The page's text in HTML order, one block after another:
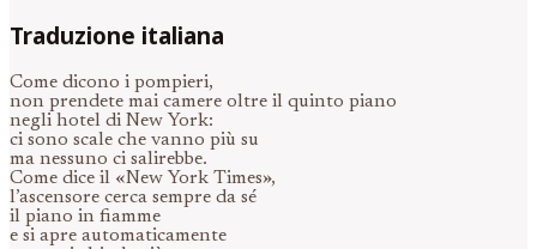
Traduzione italiana
Come dicono i pompieri,
non prendete mai camere oltre il quinto piano
negli hotel di New York:
ci sono scale che vanno più su
ma nessuno ci salirebbe.
Come dice il «New York Times»,
l’ascensore cerca sempre da sé
il piano in fiamme
e si apre automaticamente